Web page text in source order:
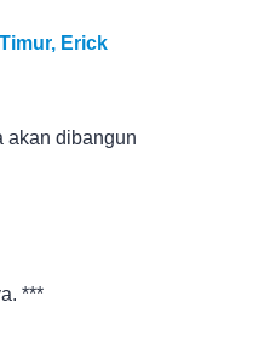
Erick
akan dibangun
***